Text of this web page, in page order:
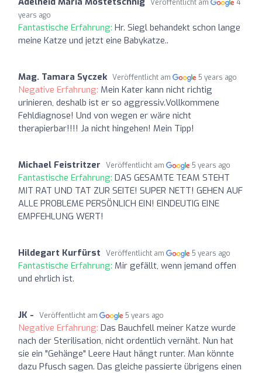
Veröffentlicht am
4
years ago
Fantastische Erfahrung: Hr. Siegl behandekt schon lange
meine Katze und jetzt eine Babykatze..
Mag. Tamara Syczek Veröffentlicht am 5 years ago
Negative Erfahrung: Mein Kater kann nicht richtig
urinieren, deshalb ist er so aggressiv.Vollkommene
Fehldiagnose! Und von wegen er wäre nicht
therapierbar!!!! Ja nicht hingehen! Mein Tipp!
Michael Feistritzer Veröffentlicht am 5 years ago
Fantastische Erfahrung: DAS GESAMTE TEAM STEHT
MIT RAT UND TAT ZUR SEITE! SUPER NETT! GEHEN AUF
ALLE PROBLEME PERSÖNLICH EIN! EINDEUTIG EINE
EMPFEHLUNG WERT!
Hildegart Kurfürst Veröffentlicht am 5 years ago
Fantastische Erfahrung: Mir gefällt, wenn jemand offen
und ehrlich ist.
JK - Veröffentlicht am 5 years ago
Negative Erfahrung: Das Bauchfell meiner Katze wurde
nach der Sterilisation, nicht ordentlich vernäht. Nun hat
sie ein "Gehänge" Leere Haut hängt runter. Man könnte
dazu Pfusch sagen. Das gleiche passierte übrigens einen